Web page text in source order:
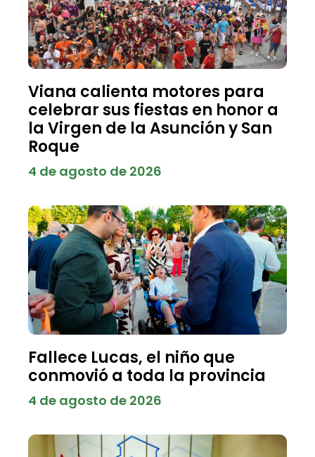
Viana calienta motores para
celebrar sus fiestas en honor a
la Virgen de la Asunción y San
Roque
4 de agosto de 2026
Fallece Lucas, el niño que
conmovió a toda la provincia
4 de agosto de 2026